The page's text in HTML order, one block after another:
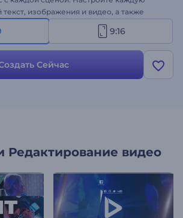
текст, изображения и видео, а также
с помощью озвучки и фоновой музыки.
и слоган для профессионального
специальных вступительных и
и многого другого. Попробуйте
9:16
Сейчас
Редактирование видео